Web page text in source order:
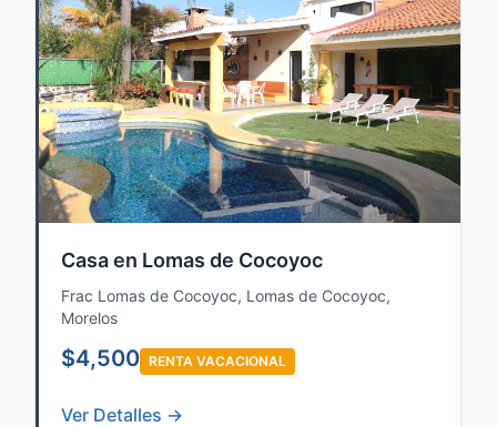
Casa en Lomas de Cocoyoc
Frac Lomas de Cocoyoc, Lomas de Cocoyoc,
Morelos
$4,500 RENTA VACACIONAL
Ver Detalles →